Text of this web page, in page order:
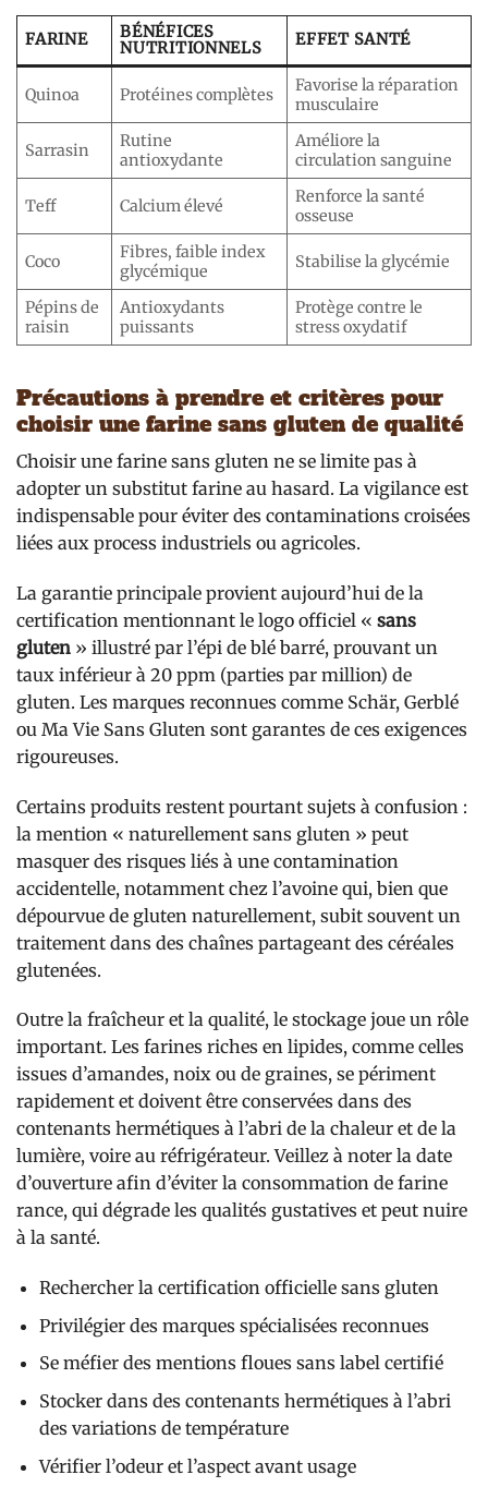
FARINE
BÉNÉFICES
NUTRITIONNELS
EFFET SANTÉ
Quinoa Protéines complètes
Favorise la réparation
musculaire
Sarrasin
Rutine
antioxydante
Améliore la
circulation sanguine
Teff Calcium élevé
Renforce la santé
osseuse
Coco
Fibres, faible index
glycémique
Stabilise la glycémie
Pépins de
raisin
Antioxydants
puissants
Protège contre le
stress oxydatif
Précautions à prendre et critères pour
choisir une farine sans gluten de qualité
Choisir une farine sans gluten ne se limite pas à
adopter un substitut farine au hasard. La vigilance est
indispensable pour éviter des contaminations croisées
liées aux process industriels ou agricoles.
La garantie principale provient aujourd’hui de la
certification mentionnant le logo officiel « sans
gluten » illustré par l’épi de blé barré, prouvant un
taux inférieur à 20 ppm (parties par million) de
gluten. Les marques reconnues comme Schär, Gerblé
ou Ma Vie Sans Gluten sont garantes de ces exigences
rigoureuses.
Certains produits restent pourtant sujets à confusion :
la mention « naturellement sans gluten » peut
masquer des risques liés à une contamination
accidentelle, notamment chez l’avoine qui, bien que
dépourvue de gluten naturellement, subit souvent un
traitement dans des chaînes partageant des céréales
glutenées.
Outre la fraîcheur et la qualité, le stockage joue un rôle
important. Les farines riches en lipides, comme celles
issues d’amandes, noix ou de graines, se périment
rapidement et doivent être conservées dans des
contenants hermétiques à l’abri de la chaleur et de la
lumière, voire au réfrigérateur. Veillez à noter la date
d’ouverture afin d’éviter la consommation de farine
rance, qui dégrade les qualités gustatives et peut nuire
à la santé.
Rechercher la certification officielle sans gluten
Privilégier des marques spécialisées reconnues
Se méfier des mentions floues sans label certifié
Stocker dans des contenants hermétiques à l’abri
des variations de température
Vérifier l’odeur et l’aspect avant usage